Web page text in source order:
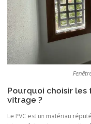
Pourquoi choisir les
vitrage ?
Le PVC est un matériau